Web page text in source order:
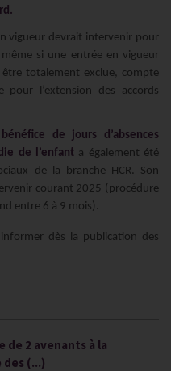
vigueur devrait intervenir pour
si une entrée en vigueur
totalement exclue, compte
pour l’extension des accords
de jours d’absences
de l’enfant a également été
de la branche HCR. Son
courant 2025 (procédure
entre 6 à 9 mois).
dès la publication des
de 2 avenants à la
(...)